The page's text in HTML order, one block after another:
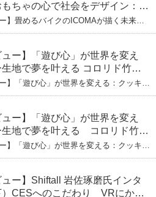
ちゃの心で社会をデザイン：株
の代表取締役・生駒崇光
に魅せられたデザイナーの軌
ー】畳めるバイクのICOMAが描く未来
会をデザイン：株式会社ICOMAの代表
ュー】「遊び心」が世界を変え
地で夢を叶える コロリド竹内
起業は「影響力」のため。愛と
哲学
】「遊び心」が世界を変える：クッキー
コロリド竹内ひとみ（下） 起業は「影
ュー】「遊び心」が世界を変え
生地で夢を叶える コロリド竹内
クッキー生地に込めた「誰でも
う哲学
】「遊び心」が世界を変える：クッキー
コロリド竹内ひとみ（上） クッキー
ュー】Shiftall 岩佐琢磨氏インタ
CESへのこだわり VRにかけ